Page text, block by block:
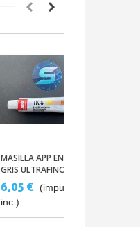
Añadir Al Carrito
MASILLA APP EN TUBO
GRIS ULTRAFINO PARA
IMPRESIÓN Y
REPARACIÓN 3D
6,05 €
(impuestos
inc.)